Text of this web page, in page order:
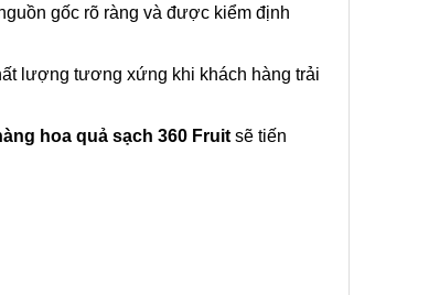
gốc rõ ràng và được kiểm định
lượng tương xứng khi khách hàng trải
hoa quả sạch 360 Fruit sẽ tiến